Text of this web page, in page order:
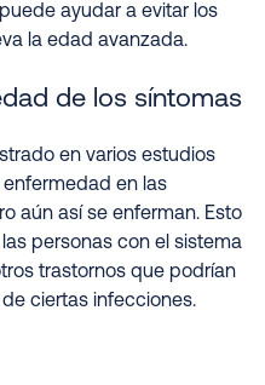
ayudar a evitar los
la edad avanzada.
de los síntomas
en varios estudios
en las
aún así se enferman. Esto
personas con el sistema
trastornos que podrían
ciertas infecciones.